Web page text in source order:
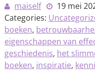
maiself
19 mei
Categories:
boeken,
eigenschappen van
geschiedenis, het
boeken, inspiratie,